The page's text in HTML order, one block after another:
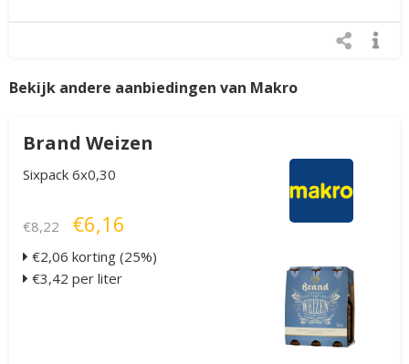
Bekijk andere aanbiedingen van Makro
Brand Weizen
Sixpack 6x0,30
€8,22 €6,16
€2,06 korting (25%)
€3,42 per liter